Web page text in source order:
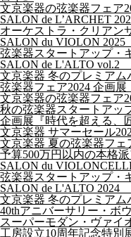
文京楽器の弦楽器フェア
SALON de L’ARCHET
オーケストラ・クリアン
SALON du VIOLON
弦楽器スタートアップ・
SALON de L'ALTO vol.2
文京楽器 冬のプレミアム
弦楽器フェア2024 企画展
文京楽器の弦楽器フェア
秋の弦楽器スタートアッ
企画展『時代を超える、
文京楽器 サマーセール
文京楽器 夏の弦楽器フェ
予算500万円以内の本格
SALON du
弦楽器スタートアップ・
SALON de L'ALTO 2024
文京楽器 冬のプレミアム
40thアニバーサリー・ボ
スーパーモダン・ヴァ
工房設立10周年記念特別